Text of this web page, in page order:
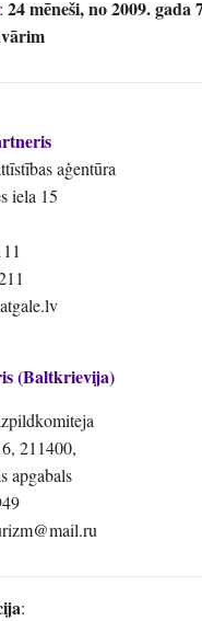
:24 mēneši, no 2009.
aģentūra
iela 15
(Baltkrievija)
211400,
apgabals
: